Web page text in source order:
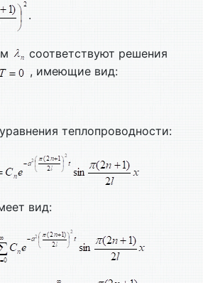
.
соответствуют решения
, имеющие вид:
теплопроводности:
вид: